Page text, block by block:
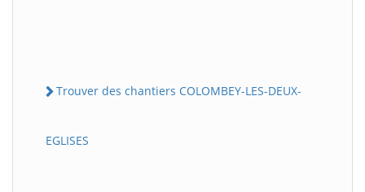
Trouver des chantiers COLOMBEY-LES-DEUX-
EGLISES